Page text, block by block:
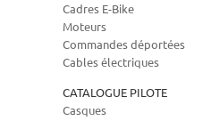
Cadres E-Bike
Moteurs
Commandes déportées
Cables électriques
CATALOGUE PILOTE
Casques